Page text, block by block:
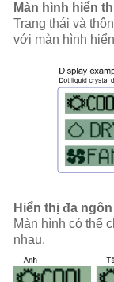
Màn hình hiển
Trạng thái và
với màn hình
Hiển thị đa
Màn hình có thể
nhau.